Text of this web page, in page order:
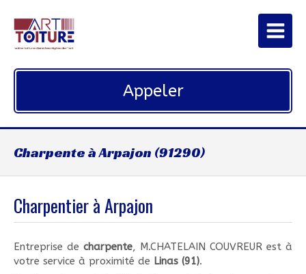
Appeler
Charpente à Arpajon (91290)
Charpentier à Arpajon
Entreprise de charpente, M.CHATELAIN COUVREUR est à
votre service à proximité de Linas (91).